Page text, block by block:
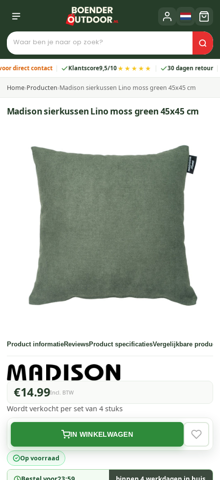
contact Klantscore9,5/10★★★★★ 30 dagen retour 2
Home›Producten›Madison sierkussen Lino moss green 45x45 cm
Madison sierkussen Lino moss green 45x45 cm
Product informatieReviewsProduct specificatiesVergelijkbare
€14.99Incl. BTW
Op voorraad
Wordt verkocht per set van 4 stuks
IN WINKELWAGEN